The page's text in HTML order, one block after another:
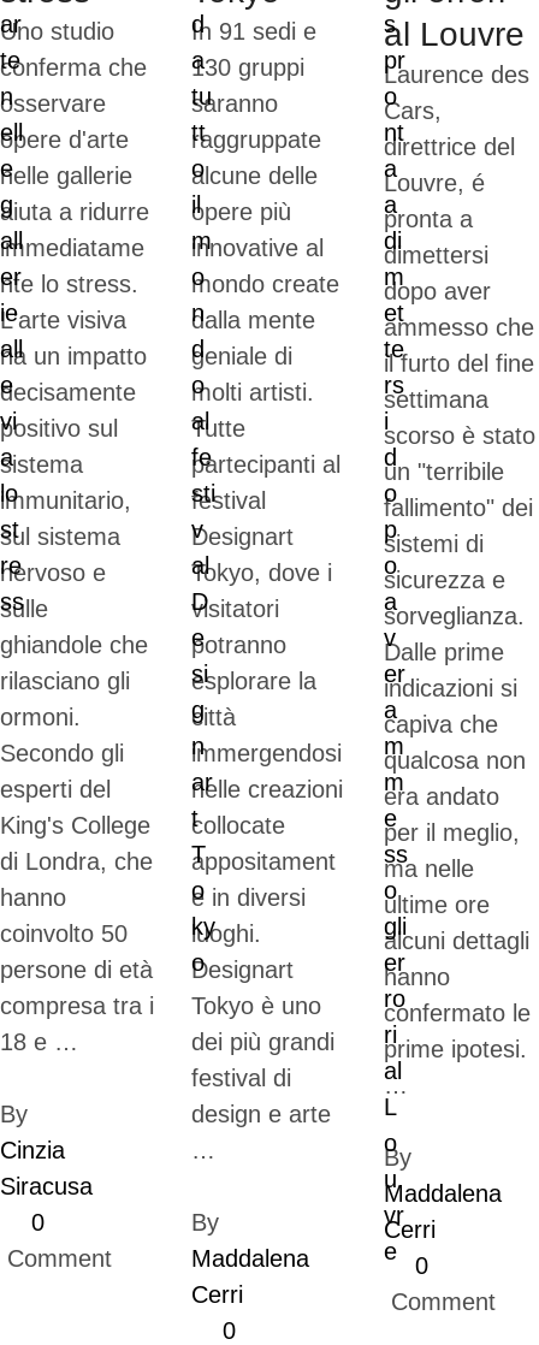
Uno studio
conferma che
osservare
opere d'arte
nelle gallerie
aiuta a ridurre
immediatame
nte lo stress.
L'arte visiva
ha un impatto
decisamente
positivo sul
sistema
immunitario,
sul sistema
nervoso e
sulle
ghiandole che
rilasciano gli
ormoni.
Secondo gli
esperti del
King's College
di Londra, che
hanno
coinvolto 50
persone di età
compresa tra i
18 e …
By
Cinzia
Siracusa
0
Comment
In 91 sedi e
130 gruppi
saranno
raggruppate
alcune delle
opere più
innovative al
mondo create
dalla mente
geniale di
molti artisti.
Tutte
partecipanti al
festival
Designart
Tokyo, dove i
visitatori
potranno
esplorare la
città
immergendosi
nelle creazioni
collocate
appositament
e in diversi
luoghi.
Designart
Tokyo è uno
dei più grandi
festival di
design e arte
…
By
Maddalena
Cerri
0
al Louvre
Laurence des
Cars,
direttrice del
Louvre, é
pronta a
dimettersi
dopo aver
ammesso che
il furto del fine
settimana
scorso è stato
un "terribile
fallimento" dei
sistemi di
sicurezza e
sorveglianza.
Dalle prime
indicazioni si
capiva che
qualcosa non
era andato
per il meglio,
ma nelle
ultime ore
alcuni dettagli
hanno
confermato le
prime ipotesi.
…
By
Maddalena
Cerri
0
Comment